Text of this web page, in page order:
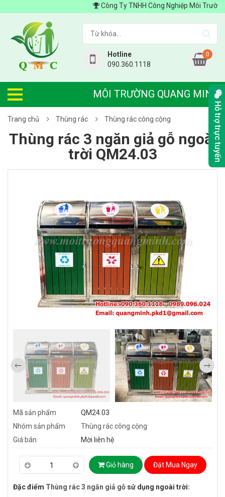
Công Ty TNHH Công Nghiệp Môi Trường
Hotline
090.360.1118
0
MÔI TRƯỜNG QUANG MINH
Trang chủ Thùng rác Thùng rác công cộng
Thùng rác 3 ngăn giả gỗ ngoài
trời QM24.03
Mã sản phẩm
QM24.03
Nhóm sản phẩm
Thùng rác công cộng
Giá bán
Mời liên hệ
Giỏ hàng Đặt Mua Ngay
Đặc điểm Thùng rác 3 ngăn giả gỗ sử dụng ngoài trời:
Hỗ trợ trực tuyến